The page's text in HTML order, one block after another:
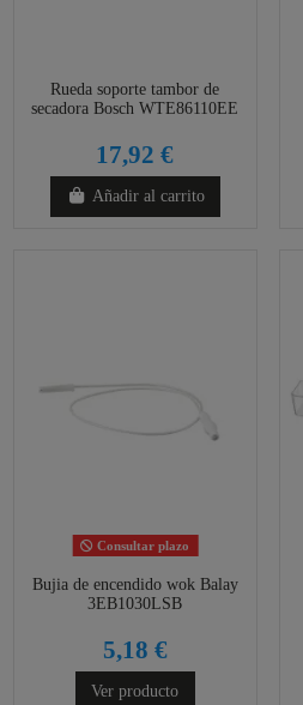
Rueda soporte tambor de
secadora Bosch WTE86110EE
17,92 €
Añadir al carrito
Consultar plazo
Bujia de encendido wok Balay
3EB1030LSB
5,18 €
Ver producto